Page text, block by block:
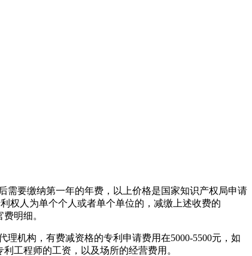
需要缴纳第一年的年费，以上价格是国家知识产权局申请
权人为单个个人或者单个单位的，减缴上述收费的
明细。
机构，有费减资格的专利申请费用在5000-5500元，如
工程师的工资，以及场所的经营费用。